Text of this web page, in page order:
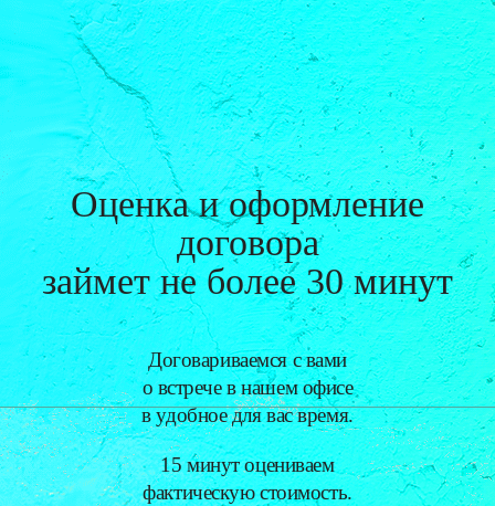
Оценка и оформление
договора
займетне более 30 минут
Договариваемся с вами
о встрече в нашем офисе
в удобное для вас время.
15 минут оцениваем
фактическую стоимость.